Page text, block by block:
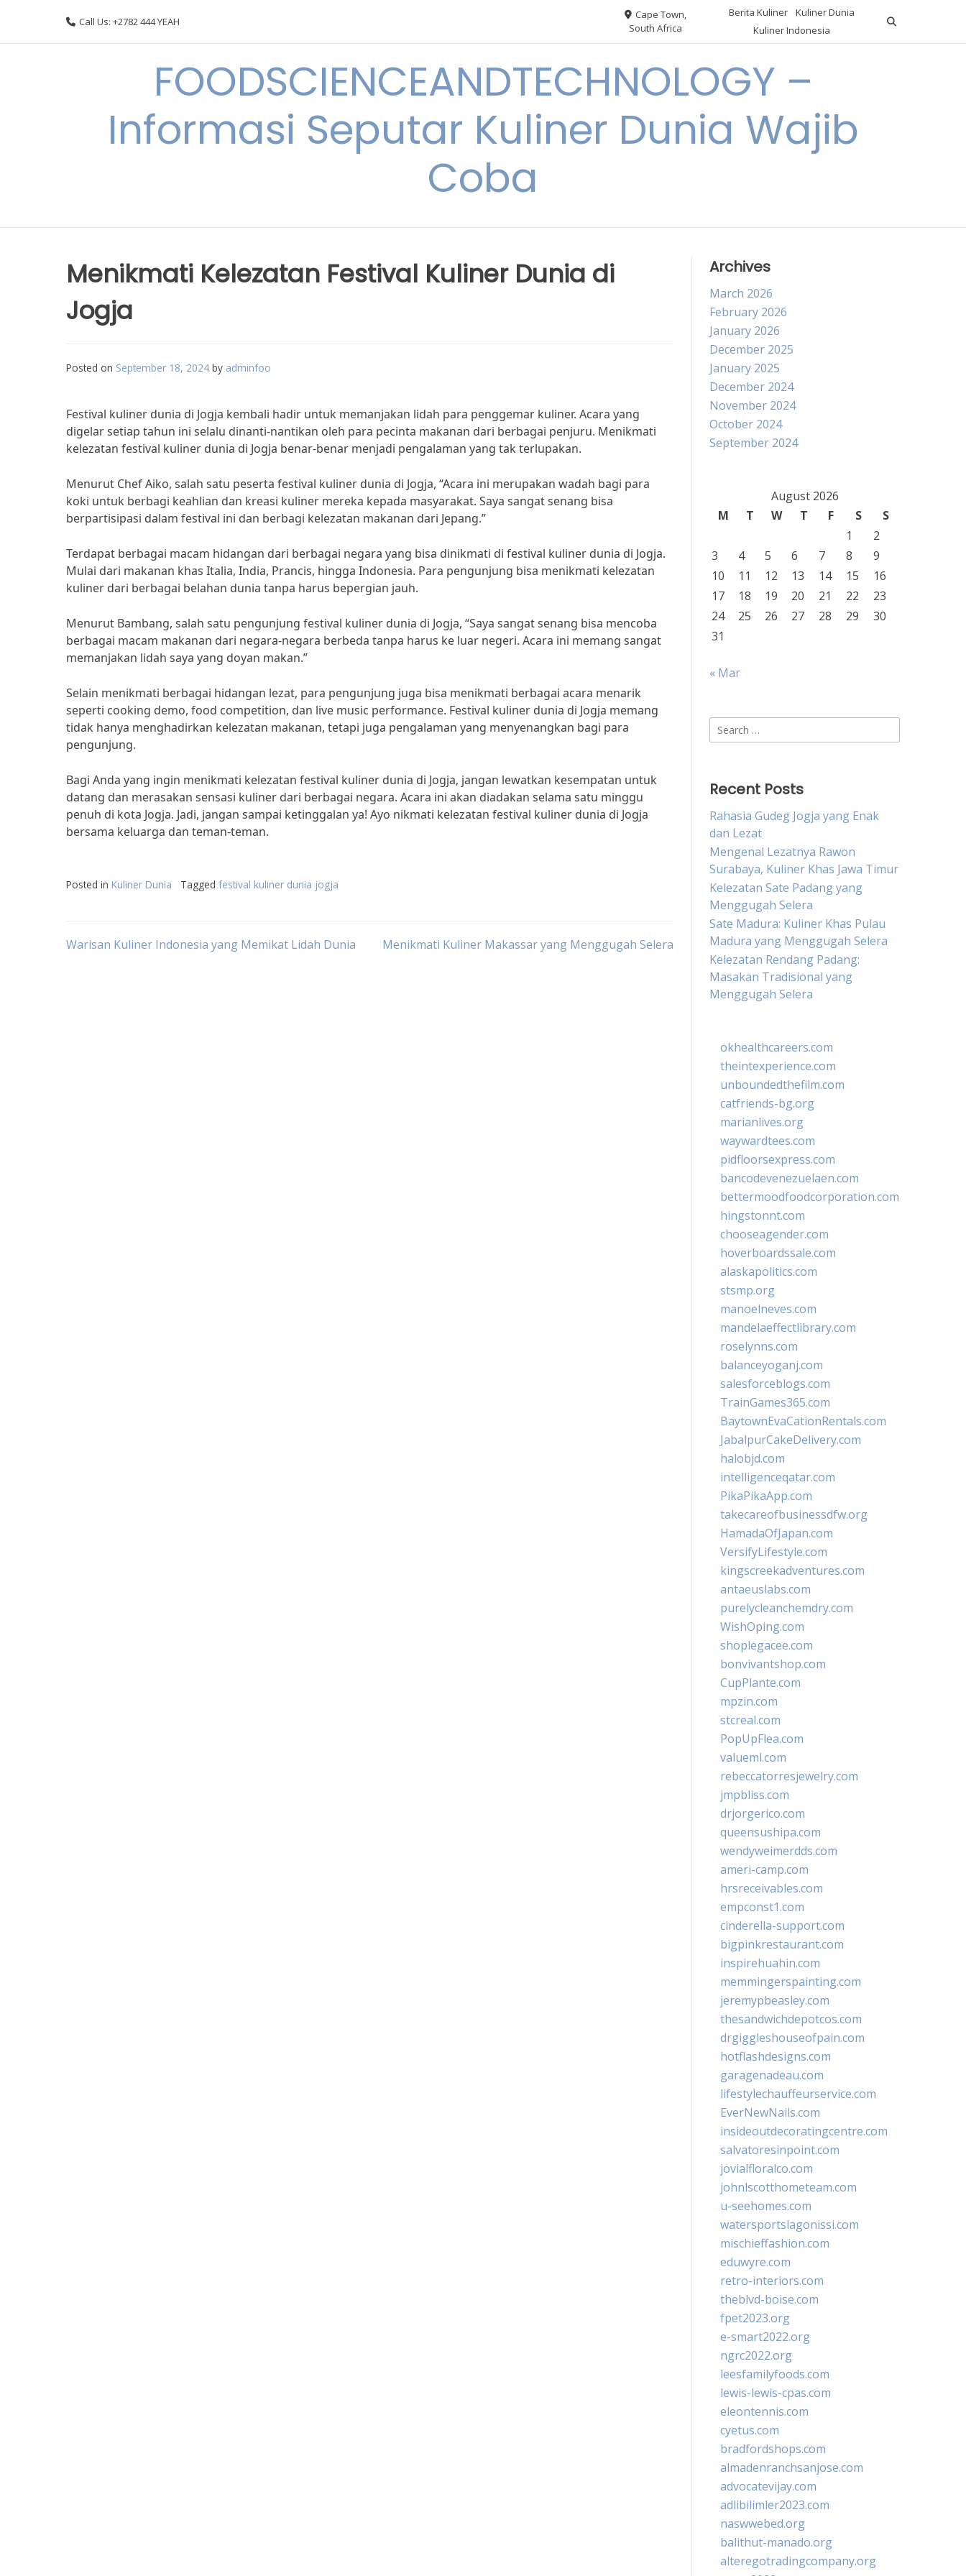
Call Us: +2782 444 YEAH
Cape Town,
South Africa
Berita Kuliner
Kuliner Dunia
Kuliner Indonesia
FOODSCIENCEANDTECHNOLOGY –
Informasi Seputar Kuliner Dunia Wajib
Coba
Menikmati Kelezatan Festival Kuliner Dunia di
Jogja
Posted on September 18, 2024 by adminfoo
Festival kuliner dunia di Jogja kembali hadir untuk memanjakan lidah para penggemar kuliner. Acara yang
digelar setiap tahun ini selalu dinanti-nantikan oleh para pecinta makanan dari berbagai penjuru. Menikmati
kelezatan festival kuliner dunia di Jogja benar-benar menjadi pengalaman yang tak terlupakan.
Menurut Chef Aiko, salah satu peserta festival kuliner dunia di Jogja, “Acara ini merupakan wadah bagi para
koki untuk berbagi keahlian dan kreasi kuliner mereka kepada masyarakat. Saya sangat senang bisa
berpartisipasi dalam festival ini dan berbagi kelezatan makanan dari Jepang.”
Terdapat berbagai macam hidangan dari berbagai negara yang bisa dinikmati di festival kuliner dunia di Jogja.
Mulai dari makanan khas Italia, India, Prancis, hingga Indonesia. Para pengunjung bisa menikmati kelezatan
kuliner dari berbagai belahan dunia tanpa harus bepergian jauh.
Menurut Bambang, salah satu pengunjung festival kuliner dunia di Jogja, “Saya sangat senang bisa mencoba
berbagai macam makanan dari negara-negara berbeda tanpa harus ke luar negeri. Acara ini memang sangat
memanjakan lidah saya yang doyan makan.”
Selain menikmati berbagai hidangan lezat, para pengunjung juga bisa menikmati berbagai acara menarik
seperti cooking demo, food competition, dan live music performance. Festival kuliner dunia di Jogja memang
tidak hanya menghadirkan kelezatan makanan, tetapi juga pengalaman yang menyenangkan bagi para
pengunjung.
Bagi Anda yang ingin menikmati kelezatan festival kuliner dunia di Jogja, jangan lewatkan kesempatan untuk
datang dan merasakan sensasi kuliner dari berbagai negara. Acara ini akan diadakan selama satu minggu
penuh di kota Jogja. Jadi, jangan sampai ketinggalan ya! Ayo nikmati kelezatan festival kuliner dunia di Jogja
bersama keluarga dan teman-teman.
Posted in Kuliner Dunia Tagged festival kuliner dunia jogja
Post
Warisan Kuliner Indonesia yang Memikat Lidah Dunia Menikmati Kuliner Makassar yang Menggugah Selera
Archives
March 2026
February 2026
January 2026
December 2025
January 2025
December 2024
November 2024
October 2024
September 2024
August 2026
M
T W T F S
S
1
2
3
4 5 6 7 8
9
10
11 12 13 14 15
16
17
18 19 20 21 22
23
24
25 26 27 28 29
30
31
« Mar
Search
for:
Recent Posts
Rahasia Gudeg Jogja yang Enak
dan Lezat
Mengenal Lezatnya Rawon
Surabaya, Kuliner Khas Jawa Timur
Kelezatan Sate Padang yang
Menggugah Selera
Sate Madura: Kuliner Khas Pulau
Madura yang Menggugah Selera
Kelezatan Rendang Padang:
Masakan Tradisional yang
Menggugah Selera
okhealthcareers.com
theintexperience.com
unboundedthefilm.com
catfriends-bg.org
marianlives.org
waywardtees.com
pidfloorsexpress.com
bancodevenezuelaen.com
bettermoodfoodcorporation.com
hingstonnt.com
chooseagender.com
hoverboardssale.com
alaskapolitics.com
stsmp.org
manoelneves.com
mandelaeffectlibrary.com
roselynns.com
balanceyoganj.com
salesforceblogs.com
TrainGames365.com
BaytownEvaCationRentals.com
JabalpurCakeDelivery.com
halobjd.com
intelligenceqatar.com
PikaPikaApp.com
takecareofbusinessdfw.org
HamadaOfJapan.com
VersifyLifestyle.com
kingscreekadventures.com
antaeuslabs.com
purelycleanchemdry.com
WishOping.com
shoplegacee.com
bonvivantshop.com
CupPlante.com
mpzin.com
stcreal.com
PopUpFlea.com
valueml.com
rebeccatorresjewelry.com
jmpbliss.com
drjorgerico.com
queensushipa.com
wendyweimerdds.com
ameri-camp.com
hrsreceivables.com
empconst1.com
cinderella-support.com
bigpinkrestaurant.com
inspirehuahin.com
memmingerspainting.com
jeremypbeasley.com
thesandwichdepotcos.com
drgiggleshouseofpain.com
hotflashdesigns.com
garagenadeau.com
lifestylechauffeurservice.com
EverNewNails.com
insideoutdecoratingcentre.com
salvatoresinpoint.com
jovialfloralco.com
johnlscotthometeam.com
u-seehomes.com
watersportslagonissi.com
mischieffashion.com
eduwyre.com
retro-interiors.com
theblvd-boise.com
fpet2023.org
e-smart2022.org
ngrc2022.org
leesfamilyfoods.com
lewis-lewis-cpas.com
eleontennis.com
cyetus.com
bradfordshops.com
almadenranchsanjose.com
advocatevijay.com
adlibilimler2023.com
naswwebed.org
balithut-manado.org
alteregotradingcompany.org